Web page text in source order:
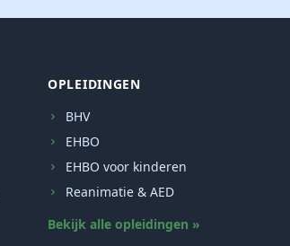
OPLEIDINGEN
BHV
EHBO
EHBO voor kinderen
Reanimatie & AED
Bekijk alle opleidingen »